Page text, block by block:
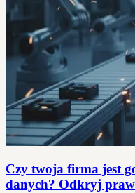
Czy twoja firma jest
danych? Odkryj